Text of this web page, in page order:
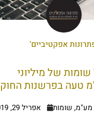
אפקטיביים'
של מיליוני
טעה בפרשנות החוק
מע"מ, שומות אפריל 29, 2019